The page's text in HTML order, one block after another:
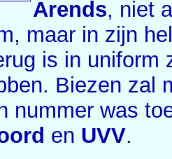
Arends, niet
maar in zijn
is in uniform
Biezen zal
nummer was
en UVV.